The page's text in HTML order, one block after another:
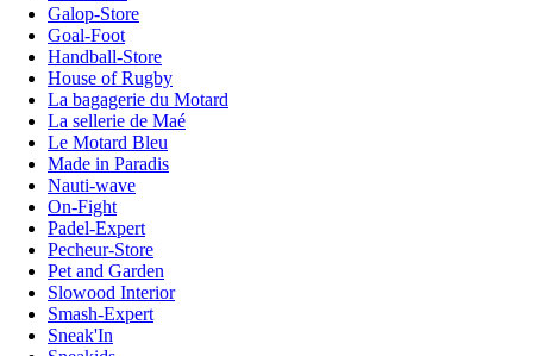
Galop-Store
Goal-Foot
Handball-Store
House of Rugby
La bagagerie du Motard
La sellerie de Maé
Le Motard Bleu
Made in Paradis
Nauti-wave
On-Fight
Padel-Expert
Pecheur-Store
Pet and Garden
Slowood Interior
Smash-Expert
Sneak'In